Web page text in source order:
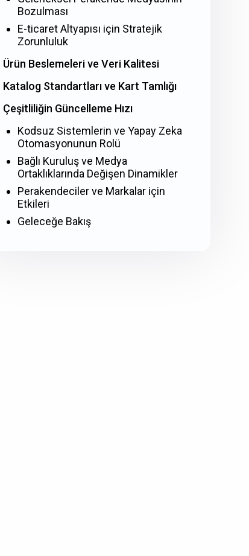
Bozulması
E-ticaret Altyapısı için Stratejik
Zorunluluk
Ürün Beslemeleri ve Veri Kalitesi
Katalog Standartları ve Kart Tamlığı
Çeşitliliğin Güncelleme Hızı
Kodsuz Sistemlerin ve Yapay Zeka
Otomasyonunun Rolü
Bağlı Kuruluş ve Medya
Ortaklıklarında Değişen Dinamikler
Perakendeciler ve Markalar için
Etkileri
Geleceğe Bakış